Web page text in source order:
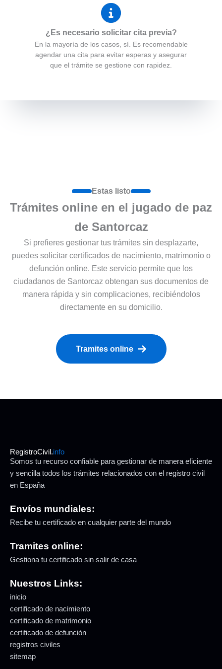
¿Es necesario solicitar cita previa?
En la mayoría de los casos, sí. Es recomendable
agendar una cita para evitar esperas y asegurar
que el trámite se gestione con rapidez.
Estas listo
Trámites online en el jugado de paz
de Santorcaz
Si prefieres gestionar tus trámites sin desplazarte,
puedes solicitar certificados de nacimiento, matrimonio o
defunción online. Este servicio permite que los
ciudadanos de Santorcaz obtengan sus documentos de
manera rápida y sin complicaciones, recibiéndolos
directamente en su domicilio.
Tramites online
RegistroCivil.info
Somos tu recurso confiable para gestionar de manera eficiente
y sencilla todos los trámites relacionados con el registro civil
en España
Envíos mundiales:
Recibe tu certificado en cualquier parte del mundo
Tramites online:
Gestiona tu certificado sin salir de casa
Nuestros Links:
inicio
certificado de nacimiento
certificado de matrimonio
certificado de defunción
registros civiles
sitemap